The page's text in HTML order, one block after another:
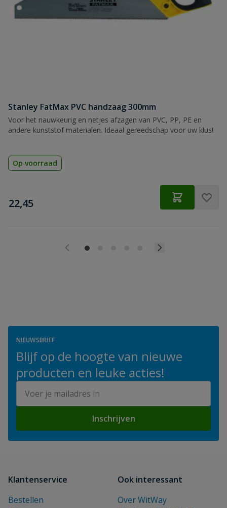
Stanley FatMax PVC handzaag 300mm
Voor het nauwkeurig en netjes afzagen van PVC, PP, PE en
andere kunststof materialen. Ideaal gereedschap voor uw klus!
Op voorraad
€
22,45
NIEUWSBRIEF
Blijf op de hoogte van nieuwe
producten en leuke acties!
Inschrijven
Klantenservice
Bestellen
Ook interessant
Over WitWay